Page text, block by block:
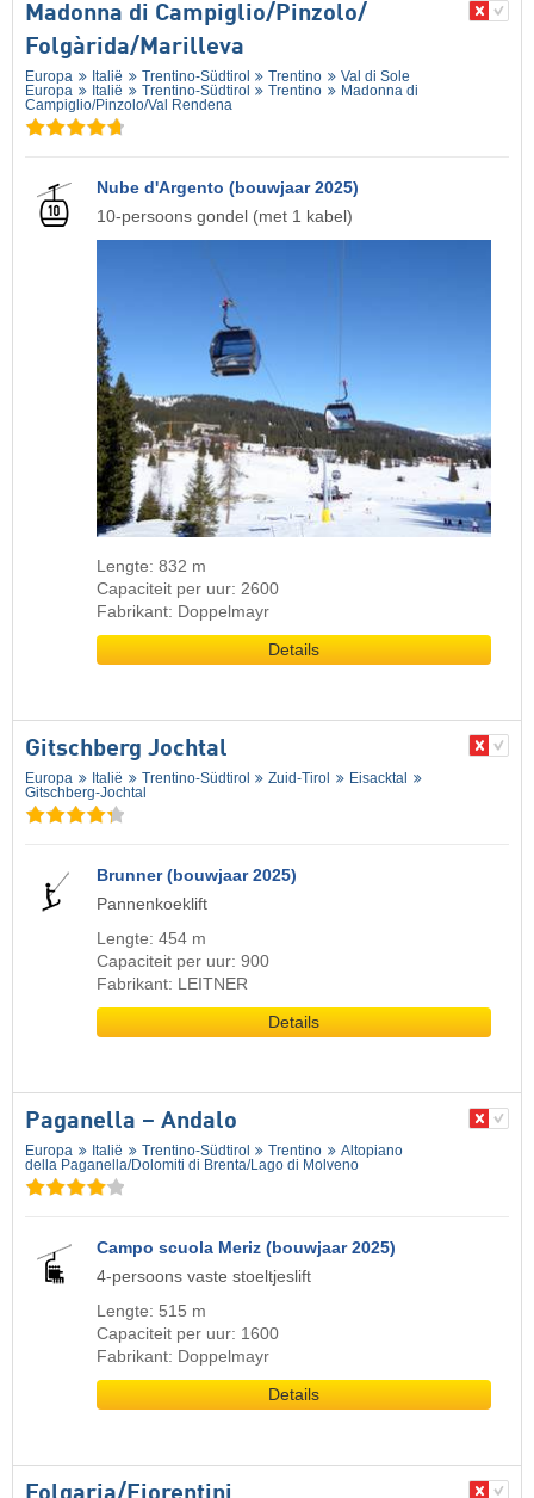
Madonna di Campiglio/​Pinzolo/​
Folgàrida/​Marilleva
Europa Italië Trentino-Südtirol Trentino
Val di Sole
Europa
Italië Trentino-Südtirol Trentino
Madonna di
Campiglio/​Pinzolo/​Val Rendena
Nube d'Argento (bouwjaar 2025)
10-persoons gondel (met 1 kabel)
Lengte: 832 m
Capaciteit per uur: 2600
Fabrikant: Doppelmayr
Details
Gitschberg Jochtal
Europa Italië Trentino-Südtirol Zuid-Tirol
Eisacktal
Gitschberg-Jochtal
Brunner (bouwjaar 2025)
Pannenkoeklift
Lengte: 454 m
Capaciteit per uur: 900
Fabrikant: LEITNER
Details
Paganella – Andalo
Europa Italië Trentino-Südtirol Trentino
Altopiano
della Paganella/​Dolomiti di Brenta/​Lago di Molveno
Campo scuola Meriz (bouwjaar 2025)
4-persoons vaste stoeltjeslift
Lengte: 515 m
Capaciteit per uur: 1600
Fabrikant: Doppelmayr
Details